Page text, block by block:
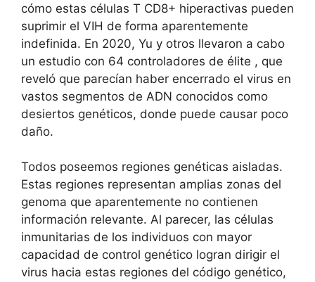
cómo estas células T CD8+ hiperactivas pueden
suprimir el VIH de forma aparentemente
indefinida. En 2020, Yu y otros llevaron a cabo
un estudio con 64 controladores de élite , que
reveló que parecían haber encerrado el virus en
vastos segmentos de ADN conocidos como
desiertos genéticos, donde puede causar poco
daño.
Todos poseemos regiones genéticas aisladas.
Estas regiones representan amplias zonas del
genoma que aparentemente no contienen
información relevante. Al parecer, las células
inmunitarias de los individuos con mayor
capacidad de control genético logran dirigir el
virus hacia estas regiones del código genético,